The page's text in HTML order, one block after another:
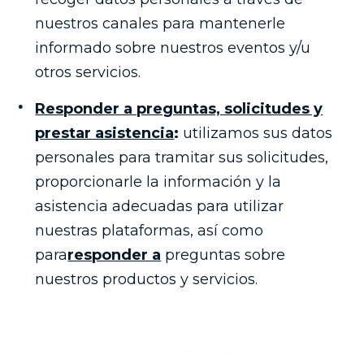
nuestros canales para mantenerle
informado sobre nuestros eventos y/u
otros servicios.
Responder a preguntas, solicitudes y
prestar asistencia: utilizamos sus datos
personales para tramitar sus solicitudes,
proporcionarle la información y la
asistencia adecuadas para utilizar
nuestras plataformas, así como
pararesponder a preguntas sobre
nuestros productos y servicios.